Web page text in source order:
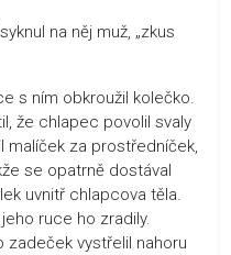
na něj muž, „zkus
s ním obkroužil kolečko.
že chlapec povolil svaly
malíček za prostředníček,
se opatrně dostával
uvnitř chlapcova těla.
ruce ho zradily.
zadeček vystřelil nahoru